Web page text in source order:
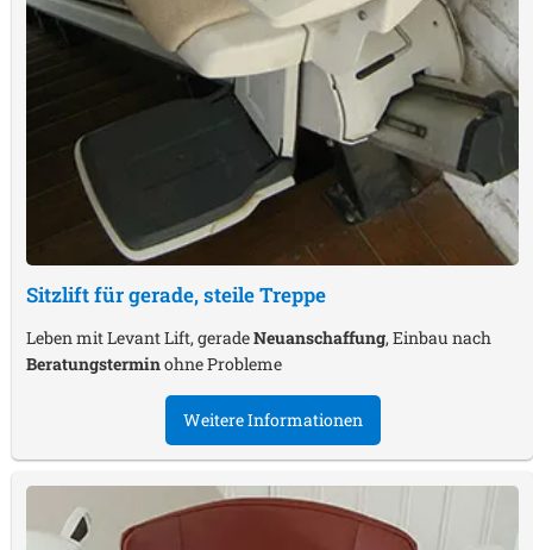
Sitzlift für gerade, steile Treppe
Leben mit Levant Lift, geradeNeuanschaffung, Einbau nach
Beratungsterminohne Probleme
Weitere Informationen